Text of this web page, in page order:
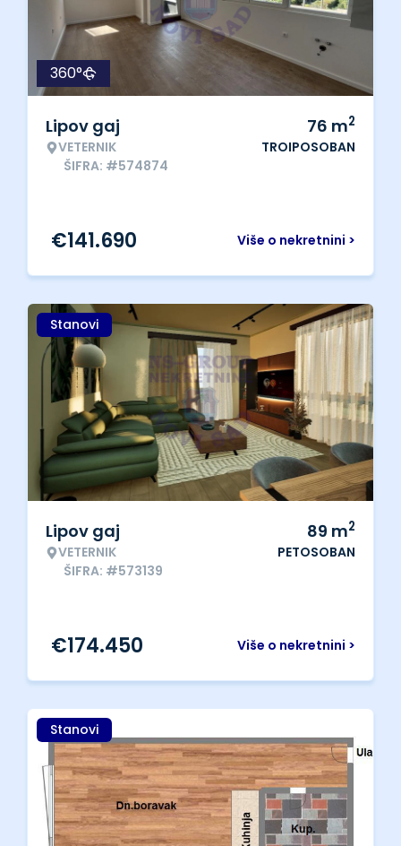
360°
Lipov gaj
VETERNIK
ŠIFRA: #574874
76 m2
TROIPOSOBAN
Više o nekretnini >
€141.690
Stanovi
Lipov gaj
VETERNIK
ŠIFRA: #573139
89 m2
PETOSOBAN
Više o nekretnini >
€174.450
Stanovi